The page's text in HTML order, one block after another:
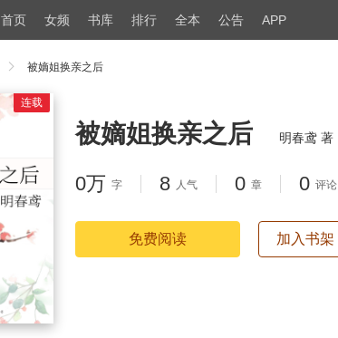
首页 女频 书库 排行 全本 公告 APP
被嫡姐换亲之后
连载
被嫡姐换亲之后 明春鸢 著
0万 字 8 人气 0 章 0 评论
免费阅读 加入书架